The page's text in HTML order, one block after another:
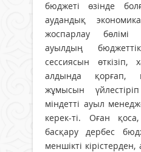
бюджеті өзінде
аудандық
жоспарлау
ауылдың
сессиясын өткізіп,
алдында қорғап,
жұмысын
міндетті ауыл
керек-ті. Оған қоса,
басқару дербес
меншікті